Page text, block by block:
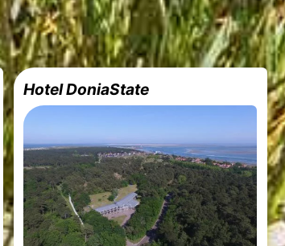
Hotel DoniaState